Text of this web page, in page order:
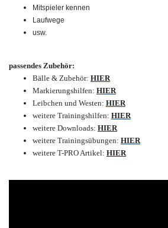
Mitspieler kennen
Laufwege
usw.
passendes Zubehör:
Bälle & Zubehör: HIER
Markierungshilfen: HIER
Leibchen und Westen: HIER
weitere Trainingshilfen: HIER
weitere Downloads: HIER
weitere Trainingsübungen: HIER
weitere T-PRO Artikel: HIER